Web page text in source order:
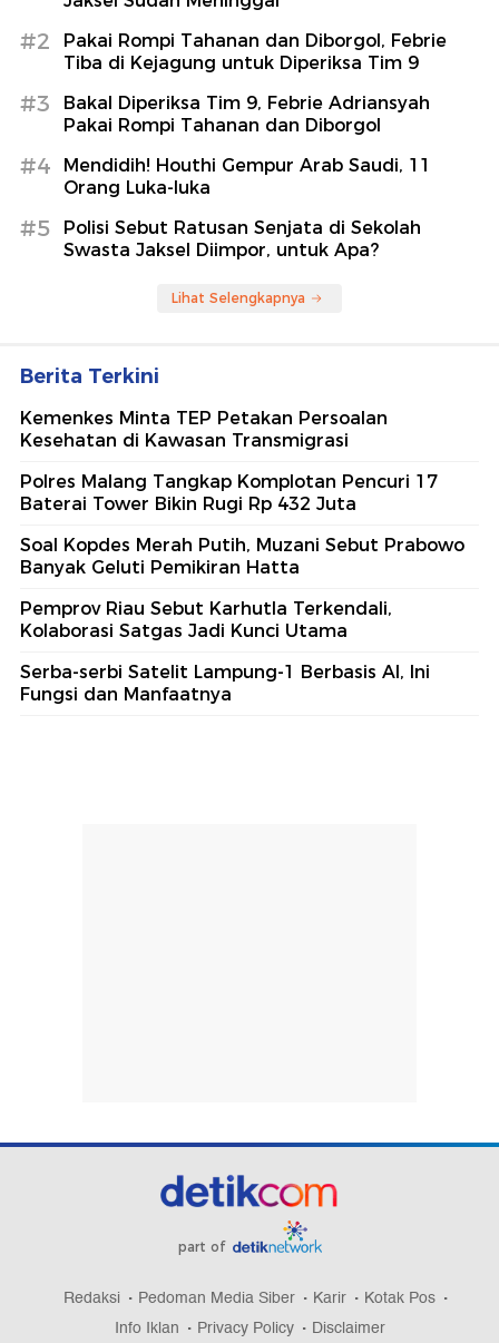
#2
Pakai Rompi Tahanan dan Diborgol, Febrie
Tiba di Kejagung untuk Diperiksa Tim 9
#3
Bakal Diperiksa Tim 9, Febrie Adriansyah
Pakai Rompi Tahanan dan Diborgol
#4
Mendidih! Houthi Gempur Arab Saudi, 11
Orang Luka-luka
#5
Polisi Sebut Ratusan Senjata di Sekolah
Swasta Jaksel Diimpor, untuk Apa?
Lihat Selengkapnya
Berita Terkini
Kemenkes Minta TEP Petakan Persoalan
Kesehatan di Kawasan Transmigrasi
Polres Malang Tangkap Komplotan Pencuri 17
Baterai Tower Bikin Rugi Rp 432 Juta
Soal Kopdes Merah Putih, Muzani Sebut Prabowo
Banyak Geluti Pemikiran Hatta
Pemprov Riau Sebut Karhutla Terkendali,
Kolaborasi Satgas Jadi Kunci Utama
Serba-serbi Satelit Lampung-1 Berbasis AI, Ini
Fungsi dan Manfaatnya
part of
Redaksi Pedoman Media Siber Karir
Kotak Pos
Info Iklan
Privacy Policy Disclaimer